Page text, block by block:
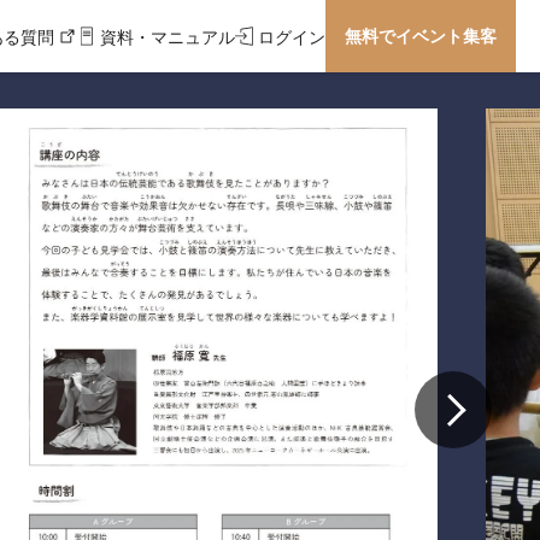
質問 資料・マニュアル ログイン 無料でイベント集客